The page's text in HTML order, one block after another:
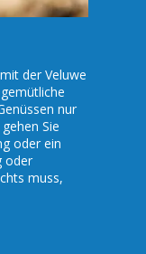
der Veluwe
nur
Sie
oder ein
oder
muss,